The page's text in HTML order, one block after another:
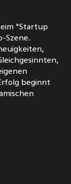
"Startup
Szene.
beginnt